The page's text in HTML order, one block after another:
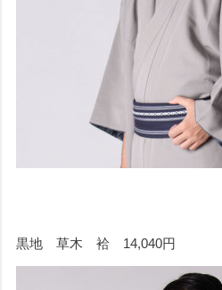
黒地 草木 袷 14,040円